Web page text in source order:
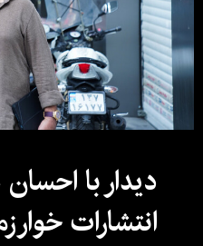
دیدار با
انتشارات